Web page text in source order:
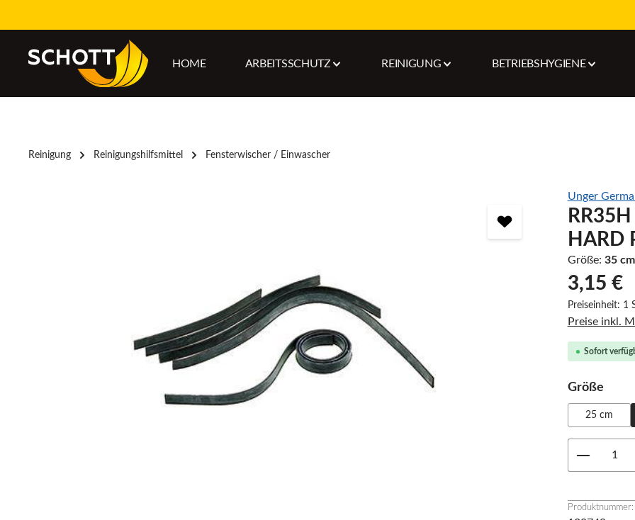
HOME ARBEITSSCHUTZ REINIGUNG BETRIEBSHYGIENE
Reinigung Reinigungshilfsmittel Fensterwischer / Einwascher
Unger
HARD
Größe: 35 cm
3,15 €
Preiseinheit: 1
Preise inkl.
Sofort
Größe
25 cm
Produktnummer: